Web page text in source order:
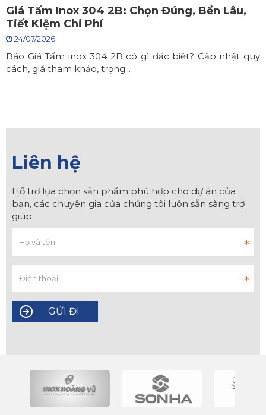
Giá Tấm Inox 304 2B: Chọn Đúng, Bền Lâu,
Tiết Kiệm Chi Phí
24/07/2026
Báo Giá Tấm inox 304 2B có gì đặc biệt? Cập nhật quy
cách, giá tham khảo, trọng...
Liên hệ
Hỗ trợ lựa chọn sản phẩm phù hợp cho dự án của
bạn, các chuyên gia của chúng tôi luôn sẵn sàng trợ
giúp